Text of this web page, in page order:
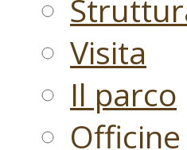
Visita
Il parco